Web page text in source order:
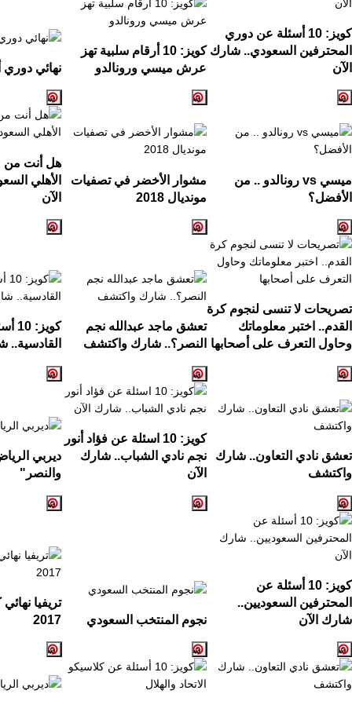
كويز: 10 أسئلة عن دوري
المحترفين السعودي.. شارك
الآن
كويز: 10 أرقام سلبية تهز
عرش ميسي ورونالدو
نهائي دوري
ميسي vs رونالدو .. من
الأفضل؟
مشوار الأخضر في تصفيات
مونديال 2018
هل أنت من
الأهلي
الآن
تصريحات لا تنسى لنجوم كرة
القدم.. اختبر معلوماتك
وحاول التعرف على أصحابها
تعشق ماجد عبدالله نجم
النصر؟.. شارك واكتشف
كويز: 10
القادسية..
تعشق نادي التعاون.. شارك
واكتشف
كويز: 10 اسئلة عن فؤاد أنور
نجم نادي الشباب.. شارك
الآن
ديربي
والنصر "
كويز: 10 أسئلة عن
المحترفين السعوديين..
شارك الآن
نجوم المنتخب السعودي
تريفيا
2017